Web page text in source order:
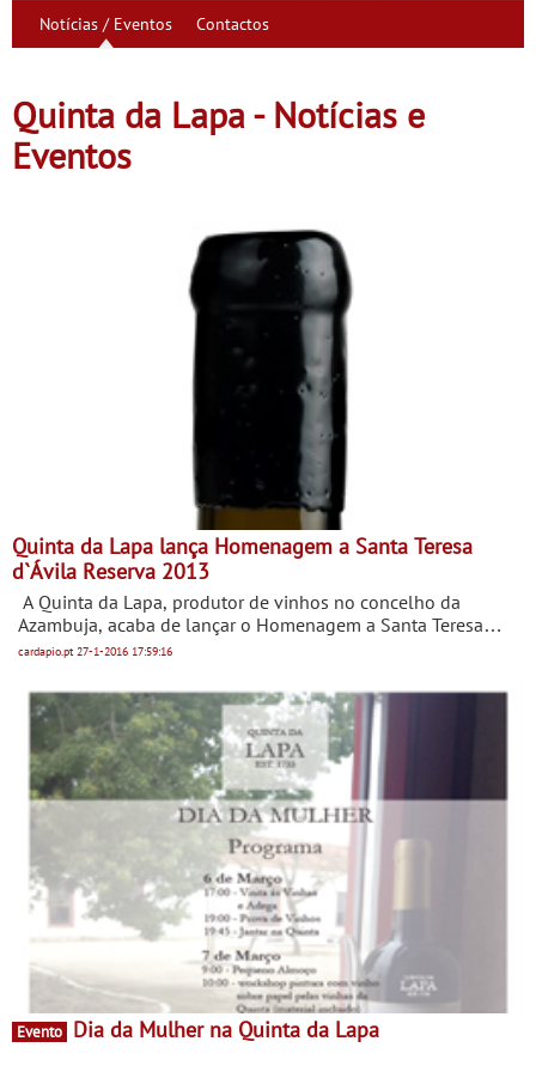
Notícias / Eventos Contactos
Quinta da Lapa - Notícias e
Eventos
Quinta da Lapa lança Homenagem a Santa Teresa
d`Ávila Reserva 2013
A Quinta da Lapa, produtor de vinhos no concelho da
Azambuja, acaba de lançar o Homenagem a Santa Teresa
d’Ávila Reserva 2013, um novo vinho que surge no ano em
cardapio.pt 27-1-2016 17:59:16
Evento Dia da Mulher na Quinta da Lapa